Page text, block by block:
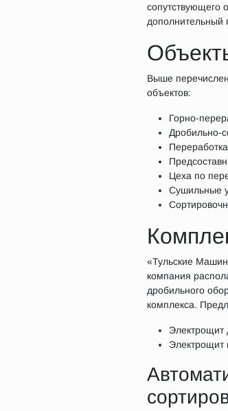
сопутствующего
дополнительный
Выше
объектов:
Горно-
Дробильно-
Цеха по
Сушильные
«Тульские
компания
дробильного
комплекса.
Электрощит